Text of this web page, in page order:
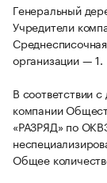
Генеральный
Учредители
организации — 1.
В соответствии
компании
«РАЗРЯД» по
Общее